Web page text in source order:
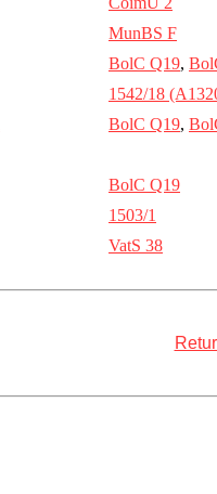
MunBS F
BolC Q19,
1542/18
BolC Q19,
BolC Q19
1503/1
VatS 38